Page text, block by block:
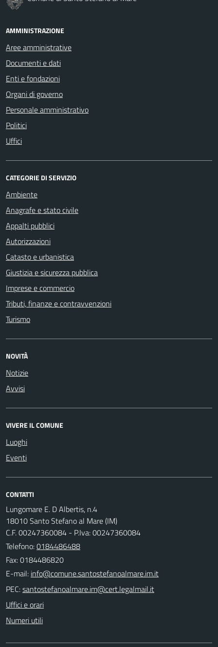
AMMINISTRAZIONE
Aree amministrative
Documenti e dati
Enti e fondazioni
Organi di governo
Personale amministrativo
Politici
Uffici
CATEGORIE DI SERVIZIO
Ambiente
Anagrafe e stato civile
Appalti pubblici
Autorizzazioni
Catasto e urbanistica
Giustizia e sicurezza pubblica
Imprese e commercio
Tributi, finanze e contravvenzioni
Turismo
NOVITÀ
Notizie
Avvisi
VIVERE IL COMUNE
Luoghi
Eventi
CONTATTI
Lungomare E. D Albertis, n.4
18010 Santo Stefano al Mare (IM)
C.F. 00247360084 - P.Iva: 00247360084
Telefono:0184486488
Fax: 0184486820
E-mail:
PEC:
Uffici e orari
Numeri utili